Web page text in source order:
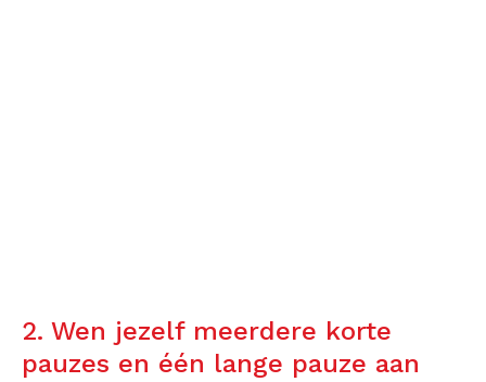
2. Wen jezelf meerdere korte
pauzes en één lange pauze aan